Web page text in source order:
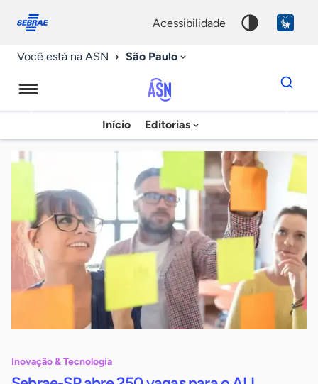
conosco
acessibilidade
Você está na ASN São Paulo
Agência
Sebrae
de
Notícias
Início Editorias
Dados
para
chave
Inovação & Tecnologia